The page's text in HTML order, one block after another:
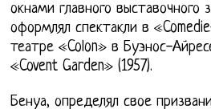
окнами главного выставочного
оформлял спектакли в
театре «Colon» в Буэнос-
«Covent Garden» (1957).
Бенуа, определял свое